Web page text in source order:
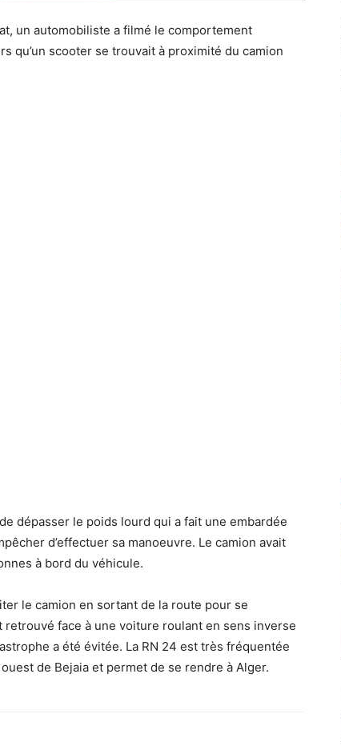
un automobiliste a filmé le comportement
qu’un scooter se trouvait à proximité du camion
dépasser le poids lourd qui a fait une embardée
d’effectuer sa manoeuvre. Le camion avait
à bord du véhicule.
le camion en sortant de la route pour se
face à une voiture roulant en sens inverse
a été évitée. La RN 24 est très fréquentée
de Bejaia et permet de se rendre à Alger.